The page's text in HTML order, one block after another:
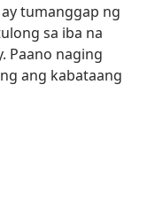
tumanggap ng
sa iba na
Paano naging
ang kabataang